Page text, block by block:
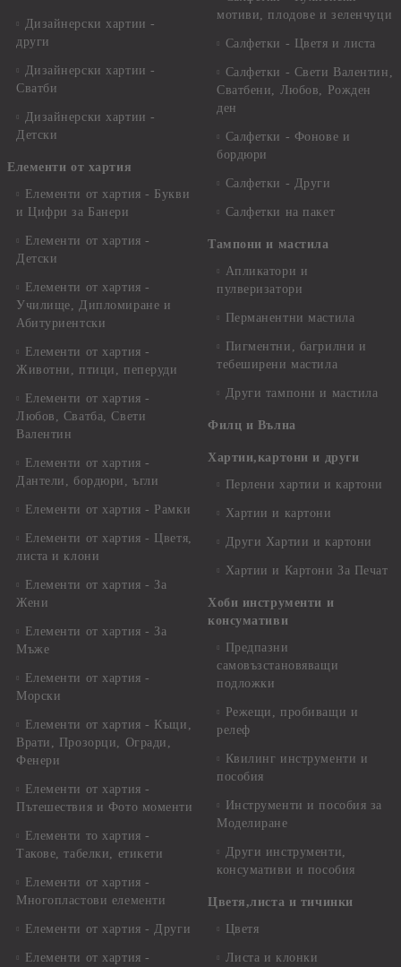
Дизайнерски хартии -
други
Дизайнерски хартии -
Сватби
Дизайнерски хартии -
Детски
Елементи от хартия
Елементи от хартия - Букви
и Цифри за Банери
Елементи от хартия -
Детски
Елементи от хартия -
Училище, Дипломиране и
Абитуриентски
Елементи от хартия -
Животни, птици, пеперуди
Елементи от хартия -
Любов, Сватба, Свети
Валентин
Елементи от хартия -
Дантели, бордюри, ъгли
Елементи от хартия - Рамки
Елементи от хартия - Цветя,
листа и клони
Елементи от хартия - За
Жени
Елементи от хартия - За
Мъже
Елементи от хартия -
Морски
Елементи от хартия - Къщи,
Врати, Прозорци, Огради,
Фенери
Елементи от хартия -
Пътешествия и Фото моменти
Елементи то хартия -
Такове, табелки, етикети
Елементи от хартия -
Многопластови елементи
Елементи от хартия - Други
Елементи от хартия -
мотиви, плодове и зеленчуци
Салфетки - Цветя и листа
Салфетки - Свети Валентин,
Сватбени, Любов, Рожден
ден
Салфетки - Фонове и
бордюри
Салфетки - Други
Салфетки на пакет
Тампони и мастила
Апликатори и
пулверизатори
Перманентни мастила
Пигментни, багрилни и
тебеширени мастила
Други тампони и мастила
Филц и Вълна
Хартии,картони и други
Перлени хартии и картони
Хартии и картони
Други Хартии и картони
Хартии и Картони За Печат
Хоби инструменти и
консумативи
Предпазни
самовъзстановяващи
подложки
Режещи, пробиващи и
релеф
Квилинг инструменти и
пособия
Инструменти и пособия за
Моделиране
Други инструменти,
консумативи и пособия
Цветя,листа и тичинки
Цветя
Листа и клонки